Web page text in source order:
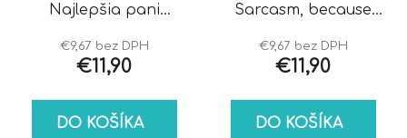
Najlepšia pani
€9,67 bez DPH
€11,90
DO KOŠÍKA
Sarcasm, because
illegal
€9,67 bez DPH
€11,90
DO KOŠÍKA